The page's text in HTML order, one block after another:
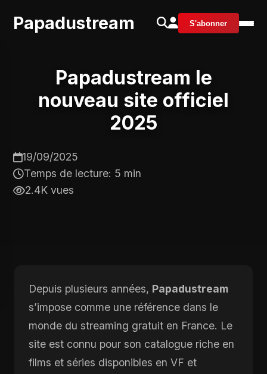
Papadustream S'abonner
Papadustream le
nouveau site officiel
2025
19/09/2025
Temps de lecture: 5 min
2.4K vues
Depuis plusieurs années, Papadustream
s’impose comme une référence dans le
monde du streaming gratuit en France. Le
site est connu pour son catalogue riche en
films et séries disponibles en VF et